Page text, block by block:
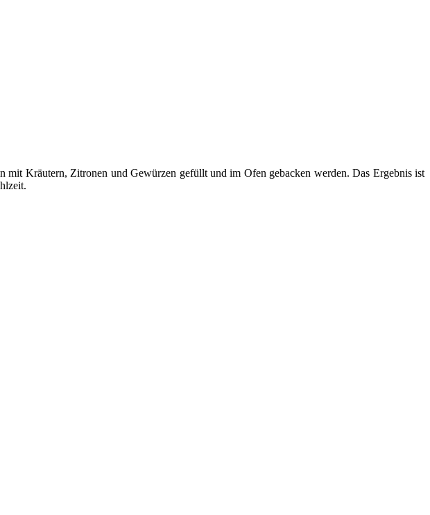
mit Kräutern, Zitronen und Gewürzen gefüllt und im Ofen gebacken werden. Das Ergebnis ist